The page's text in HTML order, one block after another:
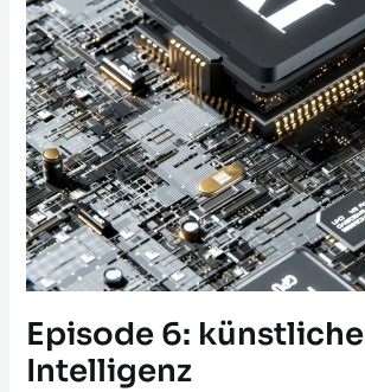
Episode 6: künstliche
Intelligenz